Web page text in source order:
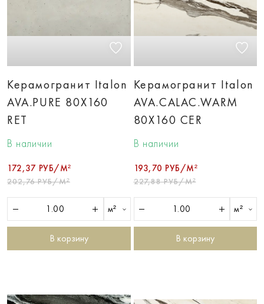
Керамогранит Italon
AVA.PURE 80X160
RET
В наличии
172,37 РУБ/М²
202,76 РУБ/М²
м²
В корзину
Керамогранит Italon
AVA.CALAC.WARM
80X160 CER
В наличии
193,70 РУБ/М²
227,88 РУБ/М²
м²
В корзину